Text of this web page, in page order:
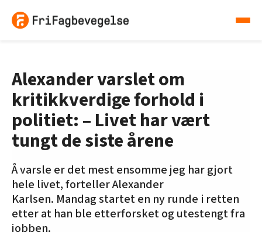
Alexander varslet om
kritikkverdige forhold i
politiet: – Livet har vært
tungt de siste årene
Å varsle er det mest ensomme jeg har gjort
hele livet, forteller Alexander
Karlsen. Mandag startet en ny runde i retten
etter at han ble etterforsket og utestengt fra
jobben.